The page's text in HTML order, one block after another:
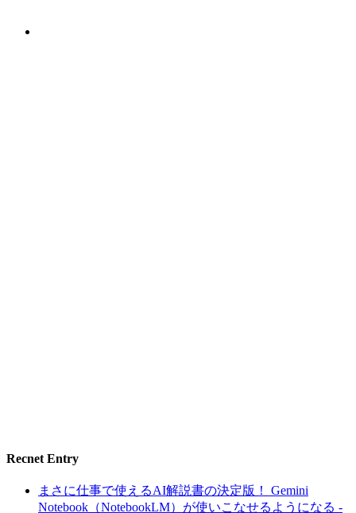
Recnet Entry
まさに仕事で使えるAI解説書の決定版！ Gemini
Notebook（NotebookLM）が使いこなせるようになる -